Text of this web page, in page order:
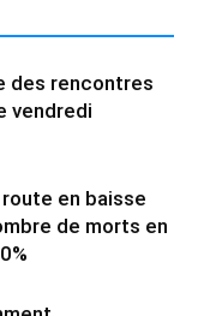
des rencontres
vendredi
en baisse
de morts en